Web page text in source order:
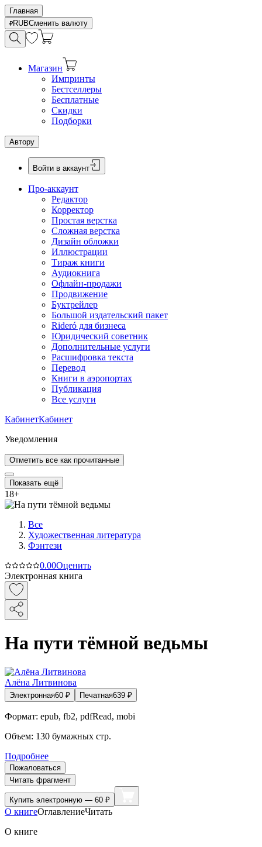
Главная
RUBСменить валюту
Магазин
Импринты
Бестселлеры
Бесплатные
Скидки
Подборки
Автору
Войти в аккаунт
Про-аккаунт
Редактор
Корректор
Простая верстка
Сложная верстка
Дизайн обложки
Иллюстрации
Тираж книги
Аудиокнига
Офлайн-продажи
Продвижение
Буктрейлер
Большой издательский пакет
Rideró для бизнеса
Юридический советник
Дополнительные услуги
Расшифровка текста
Перевод
Книги в аэропортах
Публикация
Все услуги
КабинетКабинет
Уведомления
Отметить все как прочитанные
Показать ещё
18+
Все
Художественная литература
Фэнтези
0.00Оценить
Электронная книга
На пути тёмной ведьмы
Алёна Литвинова
Электронная60 ₽ Печатная639 ₽
Формат: epub, fb2, pdfRead, mobi
Объем: 130 бумажных стр.
Подробнее
Пожаловаться
Читать фрагмент
Купить электронную — 60 ₽
О книгеОглавлениеЧитать
О книге